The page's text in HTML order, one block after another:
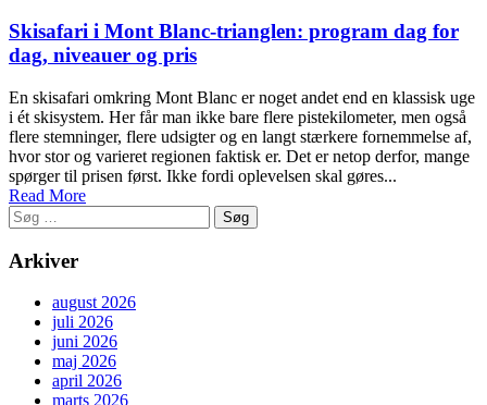
Skisafari i Mont Blanc‑trianglen: program dag for
dag, niveauer og pris
En skisafari omkring Mont Blanc er noget andet end en klassisk uge
i ét skisystem. Her får man ikke bare flere pistekilometer, men også
flere stemninger, flere udsigter og en langt stærkere fornemmelse af,
hvor stor og varieret regionen faktisk er. Det er netop derfor, mange
spørger til prisen først. Ikke fordi oplevelsen skal gøres...
Read More
Søg
efter:
Arkiver
august 2026
juli 2026
juni 2026
maj 2026
april 2026
marts 2026